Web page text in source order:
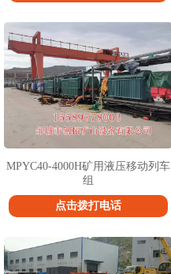
MPYC40-4000H矿用液压移动列车
组
点击拨打电话